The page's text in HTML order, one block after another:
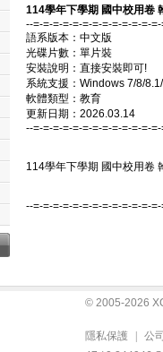
114學年下學期 國中校用卷
--=-=-=-=-=-=-=-=-=-=-=-=-
語系版本：中文版
光碟片數：單片裝
安裝說明：直接安裝即可!
系統支援：Windows 7/8/
軟體類型：教育
更新日期：2026.03.14
--=-=-=-=-=-=-=-=-=-=-=-=-
114學年下學期 國中校用卷
--=-=-=-=-=-=-=-=-=-=-=-=-
© 2005-2026
隱私保護
公